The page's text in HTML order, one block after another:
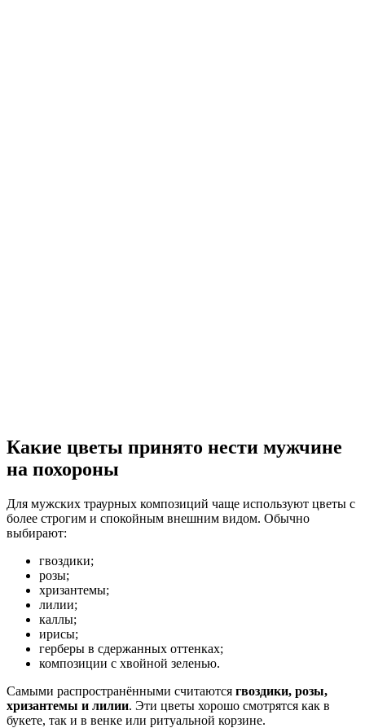
Какие цветы принято нести мужчине
на похороны
Для мужских траурных композиций чаще используют цветы с
более строгим и спокойным внешним видом. Обычно
выбирают:
гвоздики;
розы;
хризантемы;
лилии;
каллы;
ирисы;
герберы в сдержанных оттенках;
композиции с хвойной зеленью.
Самыми распространёнными считаются гвоздики, розы,
хризантемы и лилии. Эти цветы хорошо смотрятся как в
букете, так и в венке или ритуальной корзине.